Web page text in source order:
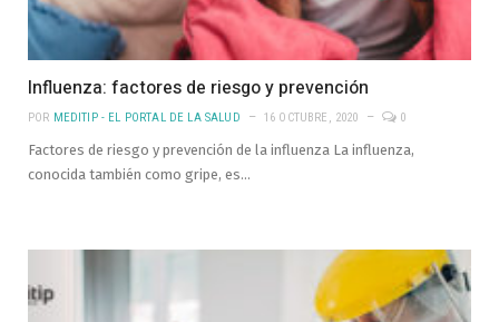
Influenza: factores de riesgo y prevención
POR MEDITIP - EL PORTAL DE LA SALUD 16 OCTUBRE, 2020 0
Factores de riesgo y prevención de la influenza La influenza,
conocida también como gripe, es…